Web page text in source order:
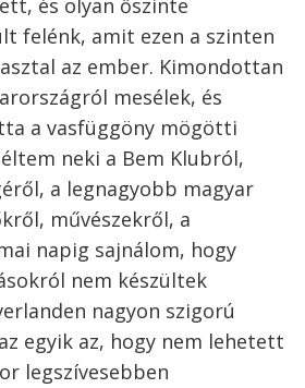
és olyan őszinte
felénk, amit ezen a szinten
az ember. Kimondottan
mesélek, és
a vasfüggöny mögötti
neki a Bem Klubról,
a legnagyobb magyar
művészekről, a
napig sajnálom, hogy
nem készültek
nagyon szigorú
egyik az, hogy nem lehetett
legszívesebben